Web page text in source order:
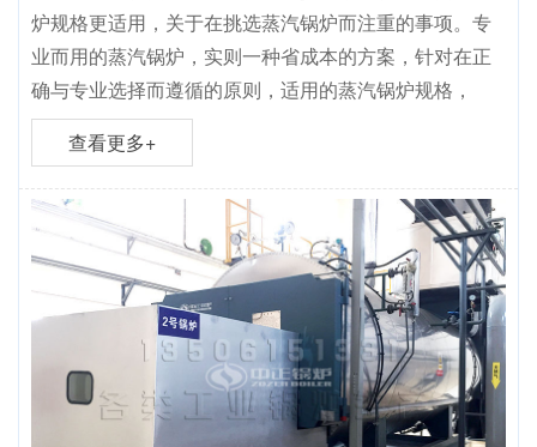
炉规格更适用，关于在挑选蒸汽锅炉而注重的事项。专
业而用的蒸汽锅炉，实则一种省成本的方案，针对在正
确与专业选择而遵循的原则，适用的蒸汽锅炉规格，
查看更多+